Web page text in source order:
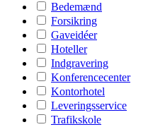
Bedemænd
Forsikring
Gaveidéer
Hoteller
Indgravering
Konferencecenter
Kontorhotel
Leveringsservice
Trafikskole